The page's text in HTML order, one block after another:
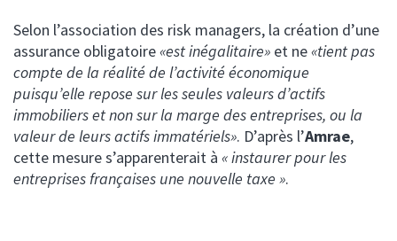
Selon l’association des risk managers, la création d’une
assurance obligatoire«est inégalitaire» et ne«tient pas
compte de la réalité de l’activité économique
puisqu’elle repose sur les seules valeurs d’actifs
immobiliers et non sur la marge des entreprises, ou la
valeur de leurs actifs immatériels». D’après l’Amrae,
cette mesure s’apparenterait à « instaurer pour les
entreprises françaises une nouvelle taxe ».